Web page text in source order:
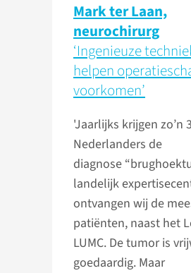
Mark ter Laan,
neurochirurg
‘Ingenieuze
helpen
voorkomen’
'Jaarlijks krijgen zo’n
Nederlanders de
diagnose
landelijk
ontvangen wij de
patiënten, naast het
LUMC. De tumor is
goedaardig. Maar